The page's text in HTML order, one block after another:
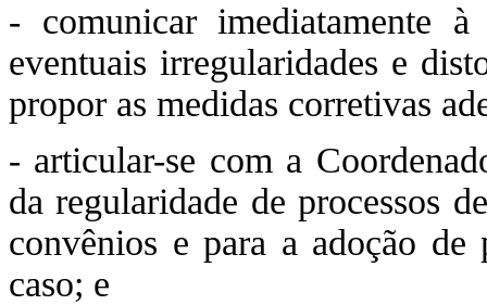
- comunicar imediatamente
eventuais irregularidades e
propor as medidas corretivas
- articular-se com a
da regularidade de processos
convênios e para a adoção
caso; e